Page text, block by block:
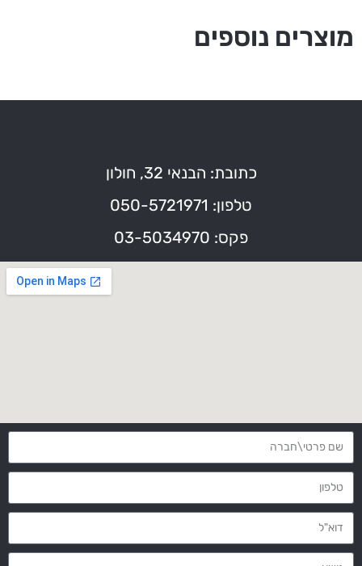
מוצרים נוספים
כתובת: הבנאי 32, חולון
טלפון: 050-5721971
פקס: 03-5034970